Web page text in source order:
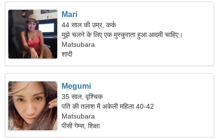
Mari
44 साल की उम्र, कर्क
मुझे चलने के लिए एक मुस्कुराता हुआ आदमी चाहिए।
Matsubara
शादी
Megumi
35 साल, वृश्चिक
पति की तलाश में अकेली महिला 40-42
Matsubara
पीसी गेम्स, शिक्षा